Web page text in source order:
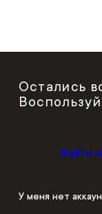
Остались
Войти
У меня нет